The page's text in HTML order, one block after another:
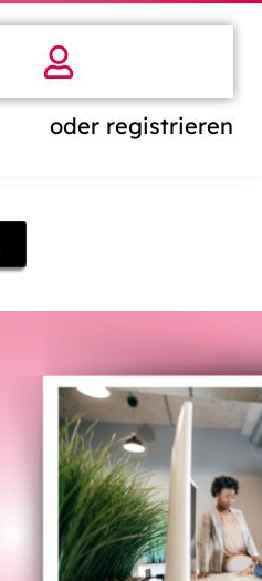
oder registrieren